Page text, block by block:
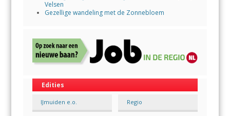
Velsen
Gezellige wandeling met de Zonnebloem
Edities
IJmuiden e.o. Regio